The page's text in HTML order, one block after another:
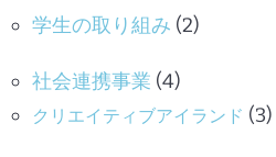
学生の取り組み (2)
社会連携事業 (4)
クリエイティブアイランド (3)